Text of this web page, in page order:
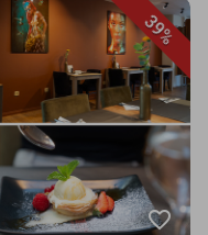
39%
favorite_border